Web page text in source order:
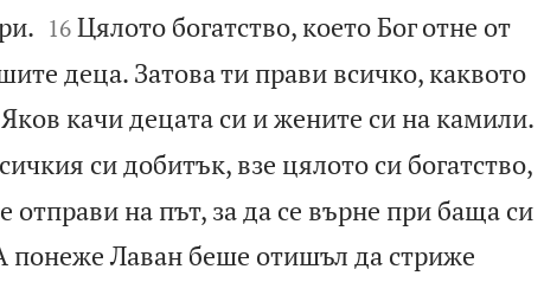

16 Цялото богатство, което Бог отне от
деца. Затова ти прави всичко, каквото
качи децата си и жените си на камили.
си добитък, взе цялото си богатство,
на път, за да се върне при баща си
понеже Лаван беше отишъл да стриже